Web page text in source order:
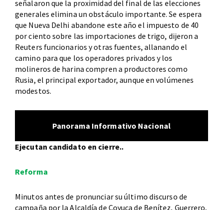
señalaron que la proximidad del final de las elecciones
generales elimina un obstáculo importante. Se espera
que Nueva Delhi abandone este año el impuesto de 40
por ciento sobre las importaciones de trigo, dijeron a
Reuters funcionarios y otras fuentes, allanando el
camino para que los operadores privados y los
molineros de harina compren a productores como
Rusia, el principal exportador, aunque en volúmenes
modestos.
Panorama Informativo Nacional
Ejecutan candidato en cierre..
Reforma
Minutos antes de pronunciar su último discurso de
campaña por la Alcaldía de Coyuca de Benítez, Guerrero,